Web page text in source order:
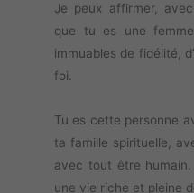
Je peux affirmer,
que tu es une
immuables de fidélité,
foi.
Tu es cette personne
ta famille spirituelle,
avec tout être humain.
une vie riche et pleine